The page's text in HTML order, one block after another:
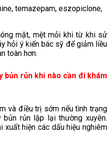
temazepam, eszopiclone,
mặt, mệt mỏi khi từ khi sử
hỏi ý kiến bác sỹ để giảm liều
toàn hơn.
bủn rủn khi nào cần đi khám
và điều trị sớm nếu tình trạng
bủn rủn lặp lại thường xuyên.
xuất hiện các dấu hiệu nghiêm